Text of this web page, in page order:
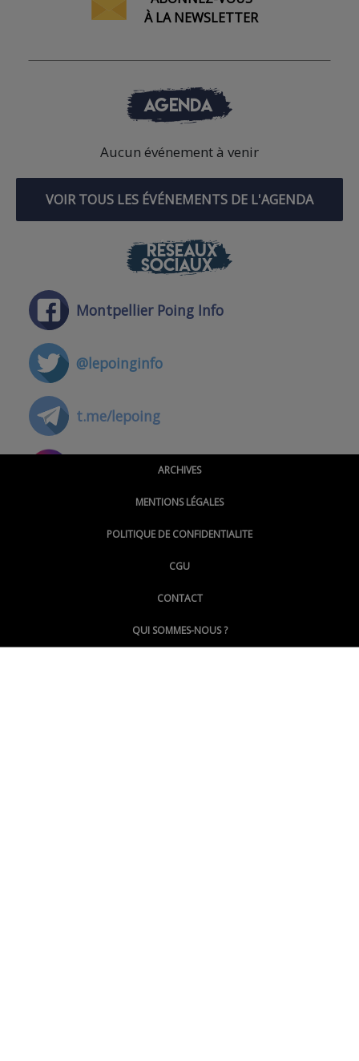
À LA NEWSLETTER
AGENDA
Aucun événement à venir
VOIR TOUS LES ÉVÉNEMENTS DE L'AGENDA
RÉSEAUX
SOCIAUX
Montpellier Poing Info
@lepoinginfo
t.me/lepoing
@montpellierpoinginfo
@LePoingMontpellier
ARCHIVES
MENTIONS LÉGALES
POLITIQUE DE CONFIDENTIALITE
CGU
CONTACT
QUI SOMMES-NOUS ?